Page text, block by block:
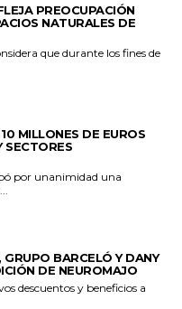
PREOCUPACIÓN
NATURALES DE
que durante los fines de
MILLONES DE EUROS
SECTORES
por unanimidad una
BARCELÓ Y DANY
DE NEUROMAJO
descuentos y beneficios a